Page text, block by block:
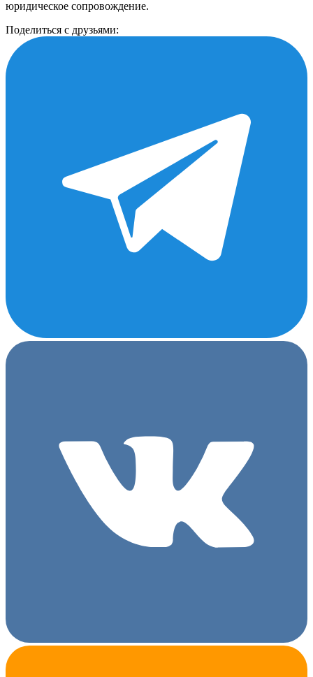
юридическое сопровождение.
Поделиться с друзьями: